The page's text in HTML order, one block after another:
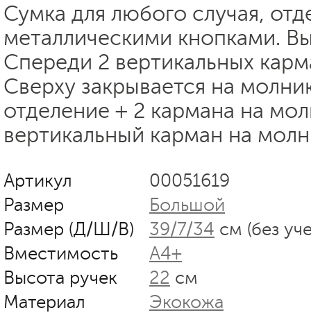
Сумка для любого случая,
металлическими кнопками.
Спереди 2 вертикальных
Сверху закрывается на
отделение + 2 кармана на
вертикальный карман на
Артикул
00051619
Размер
Большой
Размер (Д/Ш/В)
39/7/34 см (без
Вместимость
А4+
Высота ручек
22 см
Материал
Экокожа